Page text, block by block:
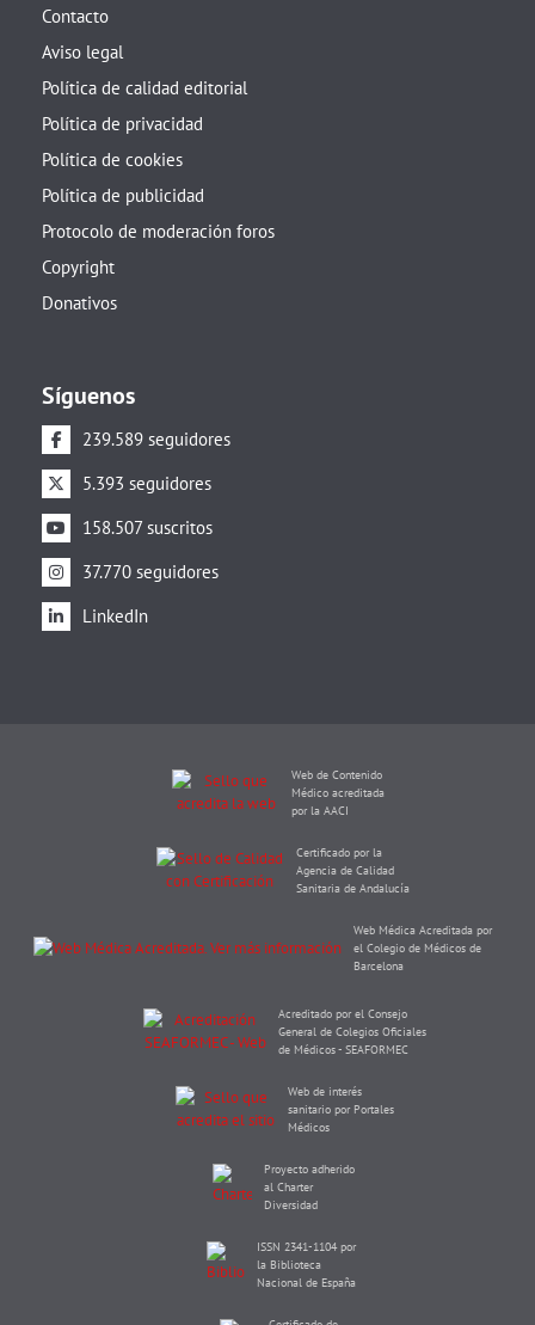
Contacto
Aviso legal
Política de calidad editorial
Política de privacidad
Política de cookies
Política de publicidad
Protocolo de moderación foros
Copyright
Donativos
Síguenos
239.589 seguidores
5.393 seguidores
158.507 suscritos
37.770 seguidores
LinkedIn
Web de Contenido
Médico acreditada
por la AACI
Certificado por la
Agencia de Calidad
Sanitaria de Andalucía
Web Médica Acreditada por
el Colegio de Médicos de
Barcelona
Acreditado por el Consejo
General de Colegios Oficiales
de Médicos - SEAFORMEC
Web de interés
sanitario por Portales
Médicos
Proyecto adherido
al Charter
Diversidad
ISSN 2341-1104 por
la Biblioteca
Nacional de España